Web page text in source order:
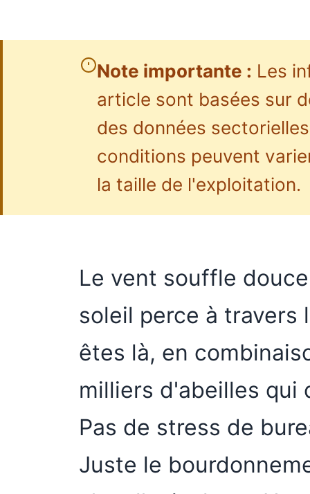
Note importante : Les
article sont basées sur
des données
conditions peuvent
la taille de l'exploitation.
Le vent souffle
soleil perce à travers
êtes là, en
milliers d'abeilles qui
Pas de stress de
Juste le